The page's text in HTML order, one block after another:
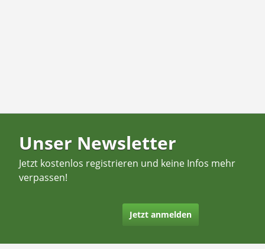
Unser Newsletter
Jetzt kostenlos registrieren und keine Infos mehr
verpassen!
Jetzt anmelden